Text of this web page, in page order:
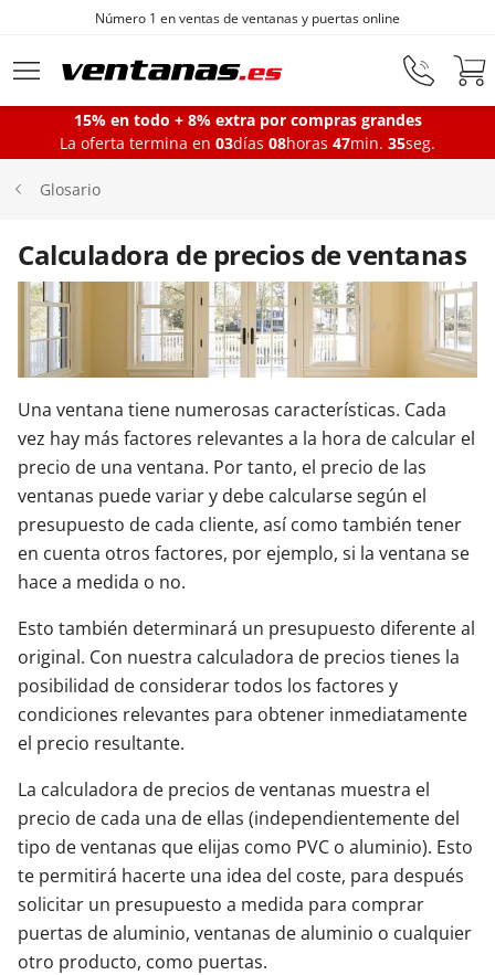
Ir al contenido principal
Número 1 en ventas de ventanas y puertas online
Ventanas
Puertas Entrada
Iniciar sesión
Contacta con nosotros
15% en todo + 8% extra por compras grandes
La oferta termina en 03días 08horas 47min. 34seg.
Glosario
Calculadora de precios de ventanas
Una ventana tiene numerosas características. Cada
vez hay más factores relevantes a la hora de calcular el
precio de una ventana. Por tanto, el precio de las
ventanas puede variar y debe calcularse según el
presupuesto de cada cliente, así como también tener
en cuenta otros factores, por ejemplo, si la ventana se
hace a medida o no.
Esto también determinará un presupuesto diferente al
original. Con nuestra calculadora de precios tienes la
posibilidad de considerar todos los factores y
condiciones relevantes para obtener inmediatamente
el precio resultante.
La calculadora de precios de ventanas muestra el
precio de cada una de ellas (independientemente del
tipo de ventanas que elijas como PVC o aluminio). Esto
te permitirá hacerte una idea del coste, para después
solicitar un presupuesto a medida para comprar
puertas de aluminio, ventanas de aluminio o cualquier
otro producto, como puertas.